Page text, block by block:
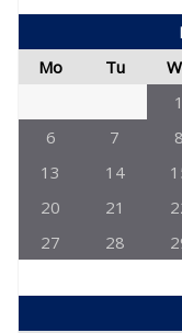
Mo
Tu
1
6
7 8
13
14
20
21
27
28